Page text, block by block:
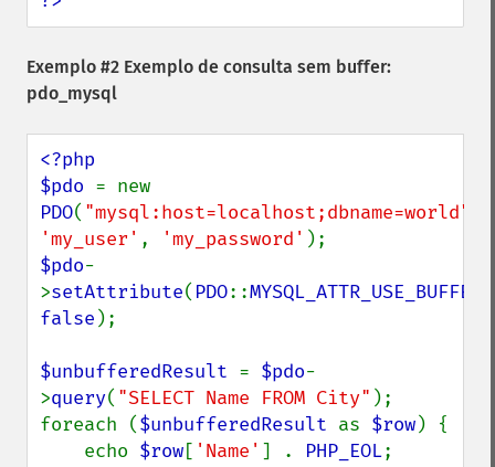
Exemplo #2 Exemplo de consulta sem buffer:
pdo_mysql
<?php
$pdo
PDO( "mysql:host=localhost;dbname=world"
'my_user' , 'my_password'
$pdo-
>setAttribute( PDO::
false );
$unbufferedResult = $pdo-
>query( "SELECT Name FROM City" );
foreach ($unbufferedResult as $row) {
    echo
$row[ 'Name' ] . PHP_EOL;